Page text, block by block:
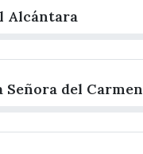
Alcántara
del Carmen